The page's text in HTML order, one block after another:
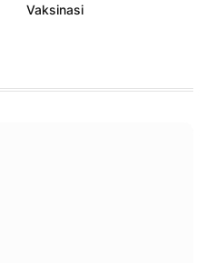
Vaksinasi